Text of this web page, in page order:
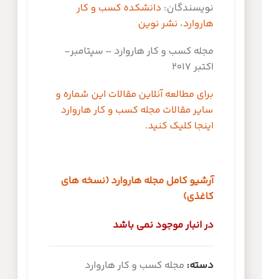
نویسندگان: دانشکده کسب و کار
هاروارد، نشر نوین
مجله کسب و کار هاروارد – سپتامبر-
اکتبر 2017
برای مطالعه آنلاین مقالات این شماره و
سایر مقالات مجله کسب و کار هاروارد
اینجا کلیک کنید.
آرشیو کامل مجله هاروارد (نسخه های
کاغذی)
در انبار موجود نمی باشد
دسته: مجله کسب و کار هاروارد